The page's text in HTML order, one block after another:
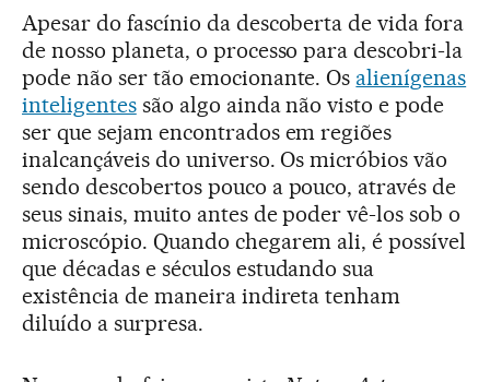
Apesar do fascínio da descoberta de vida fora
de nosso planeta, o processo para descobri-la
pode não ser tão emocionante. Os alienígenas
inteligentessão algo ainda não visto e pode
ser que sejam encontrados em regiões
inalcançáveis do universo. Os micróbios vão
sendo descobertos pouco a pouco, através de
seus sinais, muito antes de poder vê-los sob o
microscópio. Quando chegarem ali, é possível
que décadas e séculos estudando sua
existência de maneira indireta tenham
diluído a surpresa.